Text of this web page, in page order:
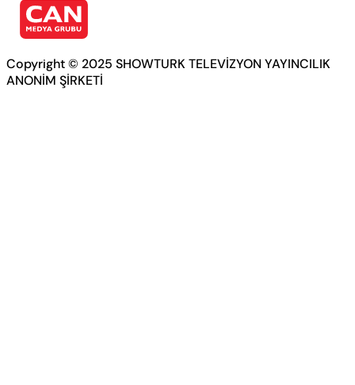
Copyright © 2025 SHOWTURK TELEVİZYON YAYINCILIK
ANONİM ŞİRKETİ